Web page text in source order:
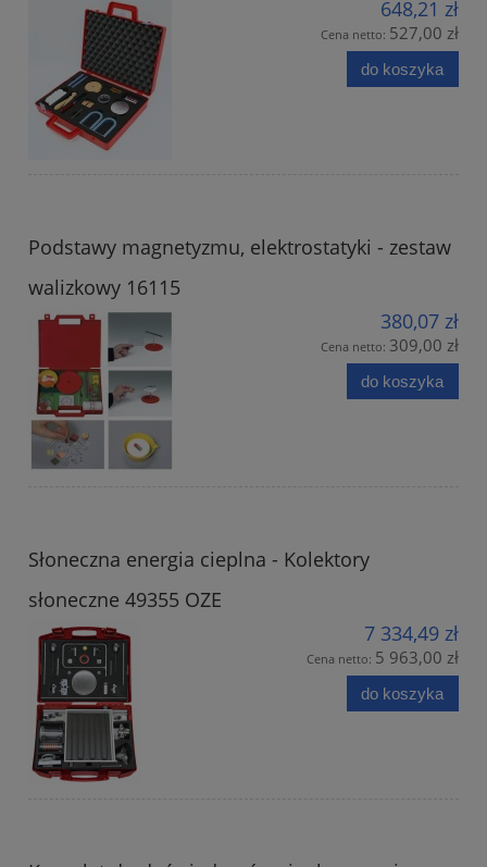
648,21 zł
Cena netto: 527,00 zł
do koszyka
Podstawy magnetyzmu, elektrostatyki - zestaw
walizkowy 16115
380,07 zł
Cena netto: 309,00 zł
do koszyka
Słoneczna energia cieplna - Kolektory
słoneczne 49355 OZE
7 334,49 zł
Cena netto: 5 963,00 zł
do koszyka